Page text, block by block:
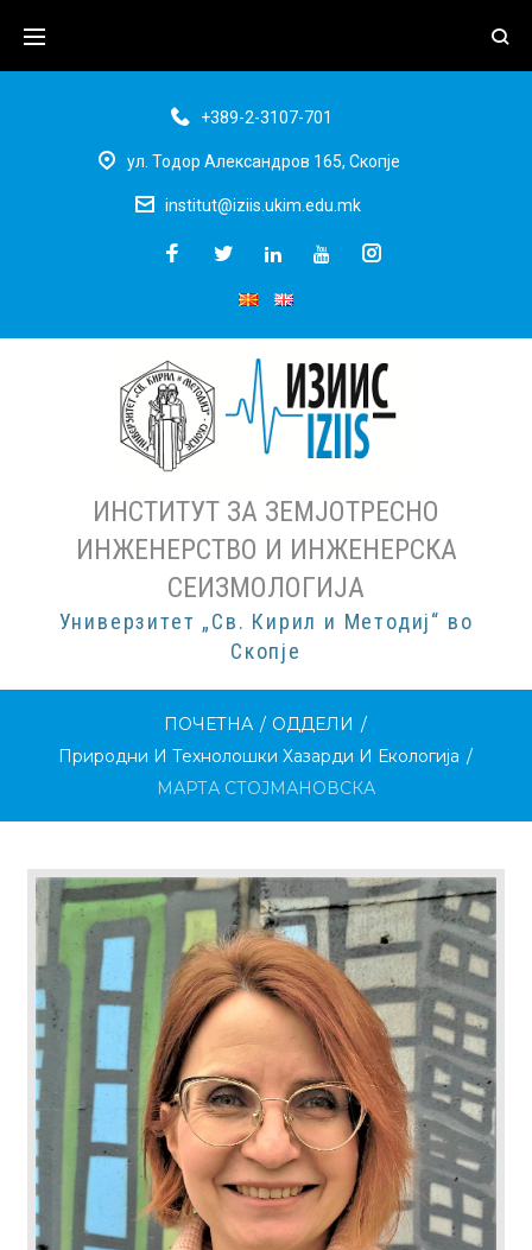
+389-2-3107-701
ул. Тодор Александров 165, Скопје
institut@iziis.ukim.edu.mk
ИНСТИТУТ ЗА ЗЕМЈОТРЕСНО
ИНЖЕНЕРСТВО И ИНЖЕНЕРСКА
СЕИЗМОЛОГИЈА
Универзитет „Св. Кирил и Методиј“ во
Скопје
ПОЧЕТНА / ОДДЕЛИ /
Природни И Технолошки Хазарди И Екологија /
МАРТА СТОЈМАНОВСКА